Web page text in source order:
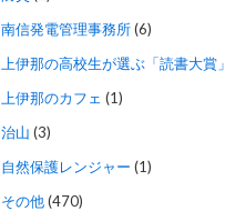
南信発電管理事務所(6)
上伊那の高校生が選ぶ「読書大賞」
上伊那のカフェ (1)
治山 (3)
自然保護レンジャー (1)
その他(470)